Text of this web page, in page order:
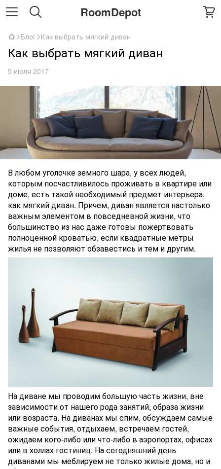
RoomDepot
Блог Как выбрать мягкий диван
Как выбрать мягкий диван
5 июля 2017
В любом уголочке земного шара, у всех людей,
которым посчастливилось проживать в квартире или
доме, есть такой необходимый предмет интерьера,
как мягкий диван. Причем, диван является настолько
важным элементом в повседневной жизни, что
большинство из нас даже готовы пожертвовать
полноценной кроватью, если квадратные метры
жилья не позволяют обзавестись и тем и другим.
На диване мы проводим большую часть жизни, вне
зависимости от нашего рода занятий, образа жизни
или возраста. На диванах мы спим, обсуждаем самые
важные события, отдыхаем, встречаем гостей,
ожидаем кого-либо или что-либо в аэропортах, офисах
или в холлах гостиниц. На сегодняшний день
диванами мы меблируем не только жилые дома, но и